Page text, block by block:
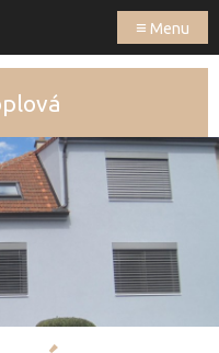
≡ Menu